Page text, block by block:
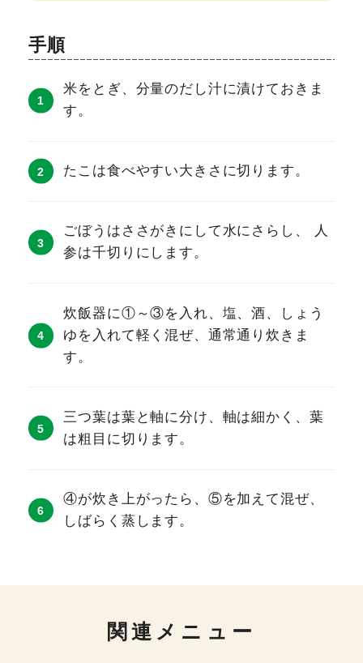
手順
米をとぎ、分量のだし汁に漬けておきま
す。
たこは食べやすい大きさに切ります。
ごぼうはささがきにして水にさらし、 人
参は千切りにします。
炊飯器に①～③を入れ、塩、酒、しょう
ゆを入れて軽く混ぜ、通常通り炊きま
す。
三つ葉は葉と軸に分け、軸は細かく、葉
は粗目に切ります。
④が炊き上がったら、⑤を加えて混ぜ、
しばらく蒸します。
関連メニュー